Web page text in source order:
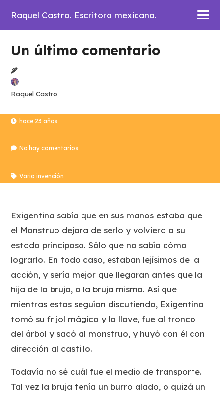
Raquel Castro. Escritora mexicana.
Un último comentario
Raquel Castro
hace 23 años
No hay comentarios
Varia invención
Exigentina sabía que en sus manos estaba que
el Monstruo dejara de serlo y volviera a su
estado principoso. Sólo que no sabía cómo
lograrlo. En todo caso, estaban lejísimos de la
acción, y sería mejor que llegaran antes que la
hija de la bruja, o la bruja misma. Así que
mientras estas seguían discutiendo, Exigentina
tomó su frijol mágico y la llave, fue al tronco
del árbol y sacó al monstruo, y huyó con él con
dirección al castillo.
Todavía no sé cuál fue el medio de transporte.
Tal vez la bruja tenía un burro alado, o quizá un